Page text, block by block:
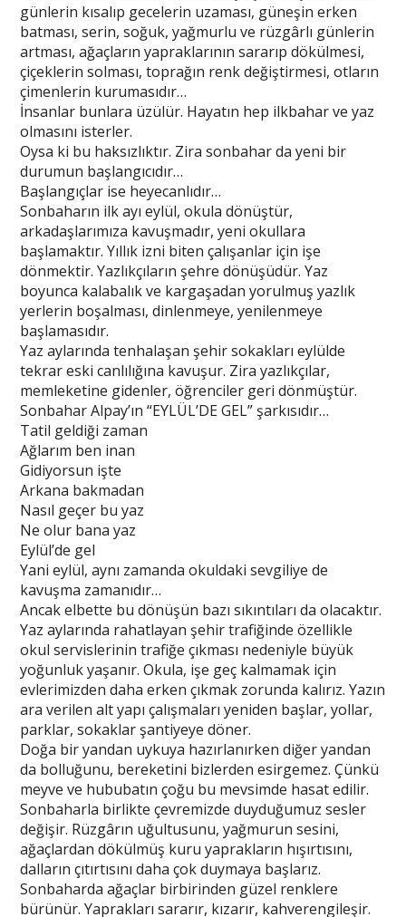
günlerin kısalıp gecelerin uzaması, güneşin erken
batması, serin, soğuk, yağmurlu ve rüzgârlı günlerin
artması, ağaçların yapraklarının sararıp dökülmesi,
çiçeklerin solması, toprağın renk değiştirmesi, otların
çimenlerin kurumasıdır…
İnsanlar bunlara üzülür. Hayatın hep ilkbahar ve yaz
olmasını isterler.
Oysa ki bu haksızlıktır. Zira sonbahar da yeni bir
durumun başlangıcıdır…
Başlangıçlar ise heyecanlıdır…
Sonbaharın ilk ayı eylül, okula dönüştür,
arkadaşlarımıza kavuşmadır, yeni okullara
başlamaktır. Yıllık izni biten çalışanlar için işe
dönmektir. Yazlıkçıların şehre dönüşüdür. Yaz
boyunca kalabalık ve kargaşadan yorulmuş yazlık
yerlerin boşalması, dinlenmeye, yenilenmeye
başlamasıdır.
Yaz aylarında tenhalaşan şehir sokakları eylülde
tekrar eski canlılığına kavuşur. Zira yazlıkçılar,
memleketine gidenler, öğrenciler geri dönmüştür.
Sonbahar Alpay’ın “EYLÜL’DE GEL” şarkısıdır…
Tatil geldiği zaman
Ağlarım ben inan
Gidiyorsun işte
Arkana bakmadan
Nasıl geçer bu yaz
Ne olur bana yaz
Eylül’de gel
Yani eylül, aynı zamanda okuldaki sevgiliye de
kavuşma zamanıdır…
Ancak elbette bu dönüşün bazı sıkıntıları da olacaktır.
Yaz aylarında rahatlayan şehir trafiğinde özellikle
okul servislerinin trafiğe çıkması nedeniyle büyük
yoğunluk yaşanır. Okula, işe geç kalmamak için
evlerimizden daha erken çıkmak zorunda kalırız. Yazın
ara verilen alt yapı çalışmaları yeniden başlar, yollar,
parklar, sokaklar şantiyeye döner.
Doğa bir yandan uykuya hazırlanırken diğer yandan
da bolluğunu, bereketini bizlerden esirgemez. Çünkü
meyve ve hububatın çoğu bu mevsimde hasat edilir.
Sonbaharla birlikte çevremizde duyduğumuz sesler
değişir. Rüzgârın uğultusunu, yağmurun sesini,
ağaçlardan dökülmüş kuru yaprakların hışırtısını,
dalların çıtırtısını daha çok duymaya başlarız.
Sonbaharda ağaçlar birbirinden güzel renklere
bürünür. Yaprakları sararır, kızarır, kahverengileşir.